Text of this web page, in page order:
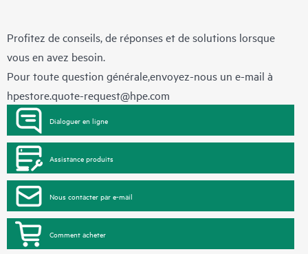
Profitez de conseils, de réponses et de solutions lorsque
vous en avez besoin.
Pour toute question générale,envoyez-nous un e-mail à
hpestore.quote-request@hpe.com
Dialoguer en ligne
Assistance produits
Nous contacter par e-mail
Comment acheter